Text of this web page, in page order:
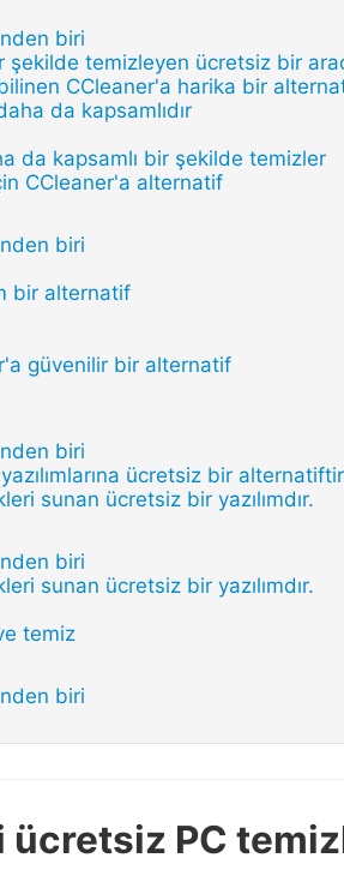
biri
şekilde temizleyen ücretsiz bir
CCleaner'a harika bir
da kapsamlıdır
da kapsamlı bir şekilde temizler
CCleaner'a alternatif
biri
bir alternatif
güvenilir bir alternatif
biri
ücretsiz bir alternatiftir
sunan ücretsiz bir yazılımdır.
biri
sunan ücretsiz bir yazılımdır.
temiz
biri
ücretsiz PC